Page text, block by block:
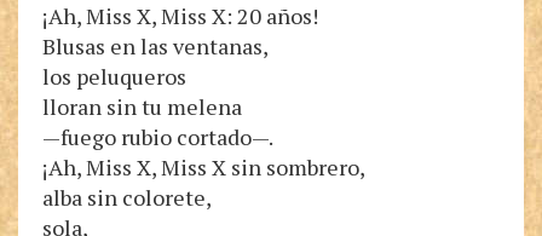
¡Ah, Miss X, Miss X: 20 años!
Blusas en las ventanas,
los peluqueros
lloran sin tu melena
—fuego rubio cortado—.
¡Ah, Miss X, Miss X sin sombrero,
alba sin colorete,
sola,